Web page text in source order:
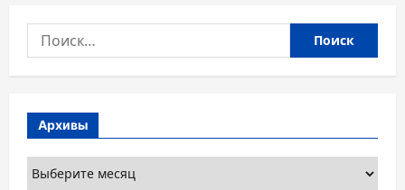
Найти:
Архивы
Архивы